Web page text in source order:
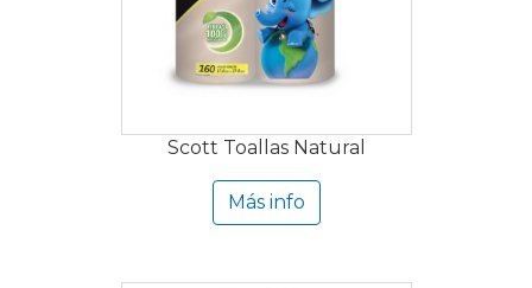
Scott Toallas Natural
Más info